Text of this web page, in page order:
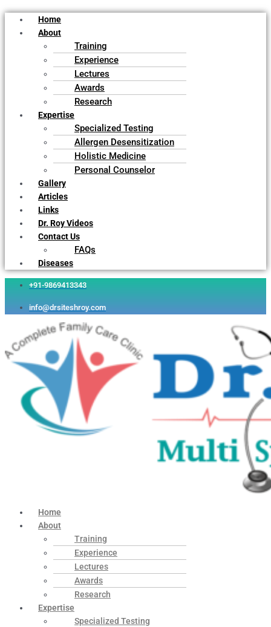
Home
About
Training
Experience
Lectures
Awards
Research
Expertise
Specialized Testing
Allergen Desensitization
Holistic Medicine
Personal Counselor
Gallery
Articles
Links
Dr. Roy Videos
Contact Us
FAQs
Diseases
+91-9869413343
info@drsiteshroy.com
Home
About
Training
Experience
Lectures
Awards
Research
Expertise
Specialized Testing